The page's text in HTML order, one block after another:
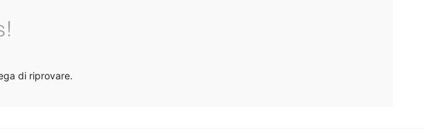
di riprovare.